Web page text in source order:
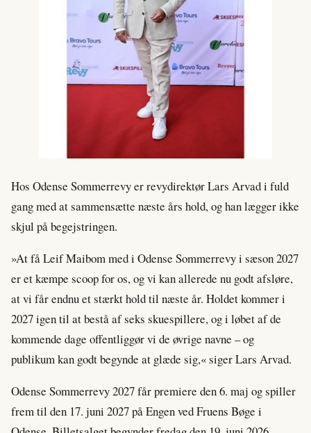
Hos Odense Sommerrevy er revydirektør Lars Arvad i fuld
gang med at sammensætte næste års hold, og han lægger ikke
skjul på begejstringen.
»At få Leif Maibom med i Odense Sommerrevy i sæson 2027
er et kæmpe scoop for os, og vi kan allerede nu godt afsløre,
at vi får endnu et stærkt hold til næste år. Holdet kommer i
2027 igen til at bestå af seks skuespillere, og i løbet af de
kommende dage offentliggør vi de øvrige navne – og
publikum kan godt begynde at glæde sig,« siger Lars Arvad.
Odense Sommerrevy 2027 får premiere den 6. maj og spiller
frem til den 17. juni 2027 på Engen ved Fruens Bøge i